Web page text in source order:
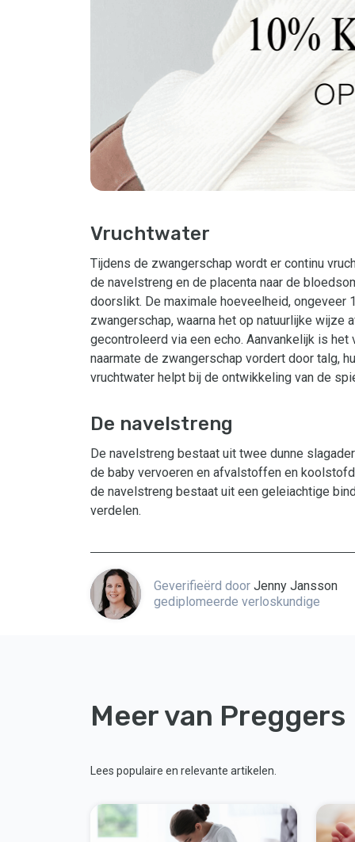
Vruchtwater
Tijdens de zwangerschap wordt er continu
de navelstreng en de placenta naar de
doorslikt. De maximale hoeveelheid,
zwangerschap, waarna het op natuurlijke wijze
gecontroleerd via een echo. Aanvankelijk is
naarmate de zwangerschap vordert door talg,
vruchtwater helpt bij de ontwikkeling van de
De navelstreng
De navelstreng bestaat uit twee dunne
de baby vervoeren en afvalstoffen en
de navelstreng bestaat uit een geleiachtige
verdelen.
Geverifieërd door Jenny Jansson
gediplomeerde verloskundige
Meer van Preggers
Lees populaire en relevante artikelen.